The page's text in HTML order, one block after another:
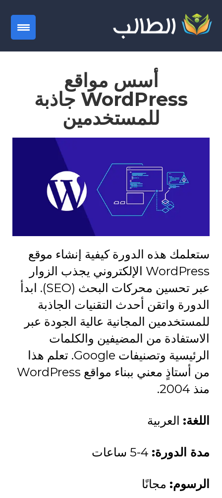
أسس مواقع
WordPress جاذبة
للمستخدمين
ستعلمك هذه الدورة كيفية إنشاء موقع
WordPress الإلكتروني يجذب الزوار
عبر تحسين محركات البحث (SEO). ابدأ
الدورة واتقن أحدث التقنيات الجاذبة
للمستخدمين المجانية عالية الجودة عبر
الاستفادة من المضيفين والكلمات
الرئيسية وتصنيفات Google. تعلم هذا
من أستاذٍ معني ببناء مواقع WordPress
منذ 2004.
اللغة: العربية
مدة الدورة:
الرسوم: مجانًا